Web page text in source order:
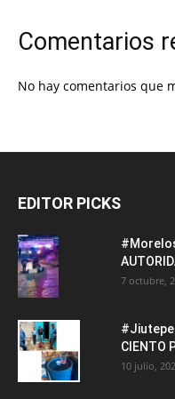
Comentarios
No hay comentarios que
EDITOR PICKS
#Morelos
7 octubre,
CIENTO
10 julio,